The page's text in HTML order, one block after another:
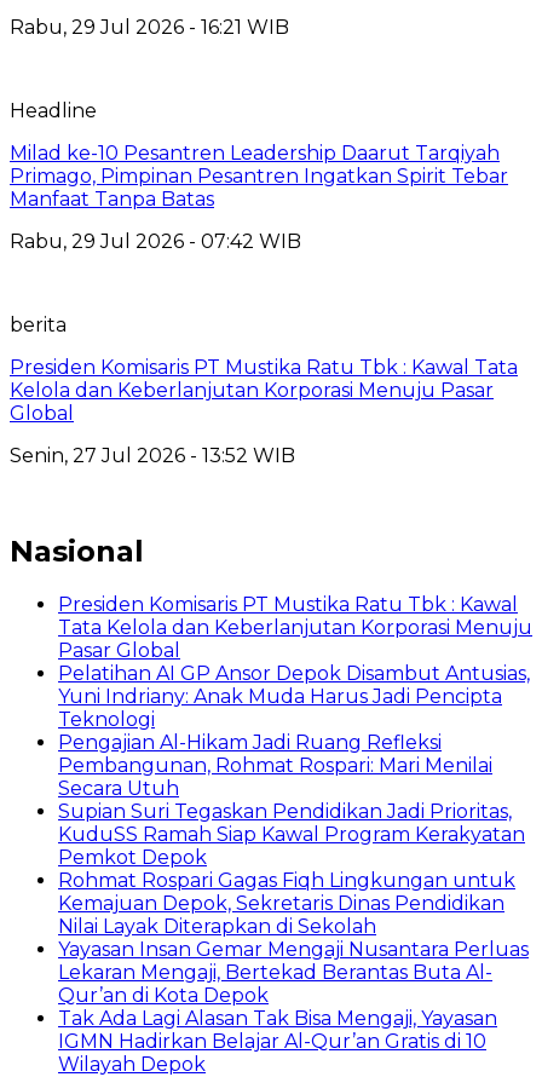
Rabu, 29 Jul 2026 - 16:21 WIB
Headline
Milad ke-10 Pesantren Leadership Daarut Tarqiyah
Primago, Pimpinan Pesantren Ingatkan Spirit Tebar
Manfaat Tanpa Batas
Rabu, 29 Jul 2026 - 07:42 WIB
berita
Presiden Komisaris PT Mustika Ratu Tbk : Kawal Tata
Kelola dan Keberlanjutan Korporasi Menuju Pasar
Global
Senin, 27 Jul 2026 - 13:52 WIB
Nasional
Presiden Komisaris PT Mustika Ratu Tbk : Kawal
Tata Kelola dan Keberlanjutan Korporasi Menuju
Pasar Global
Pelatihan AI GP Ansor Depok Disambut Antusias,
Yuni Indriany: Anak Muda Harus Jadi Pencipta
Teknologi
Pengajian Al-Hikam Jadi Ruang Refleksi
Pembangunan, Rohmat Rospari: Mari Menilai
Secara Utuh
Supian Suri Tegaskan Pendidikan Jadi Prioritas,
KuduSS Ramah Siap Kawal Program Kerakyatan
Pemkot Depok
Rohmat Rospari Gagas Fiqh Lingkungan untuk
Kemajuan Depok, Sekretaris Dinas Pendidikan
Nilai Layak Diterapkan di Sekolah
Yayasan Insan Gemar Mengaji Nusantara Perluas
Lekaran Mengaji, Bertekad Berantas Buta Al-
Qur’an di Kota Depok
Tak Ada Lagi Alasan Tak Bisa Mengaji, Yayasan
IGMN Hadirkan Belajar Al-Qur’an Gratis di 10
Wilayah Depok